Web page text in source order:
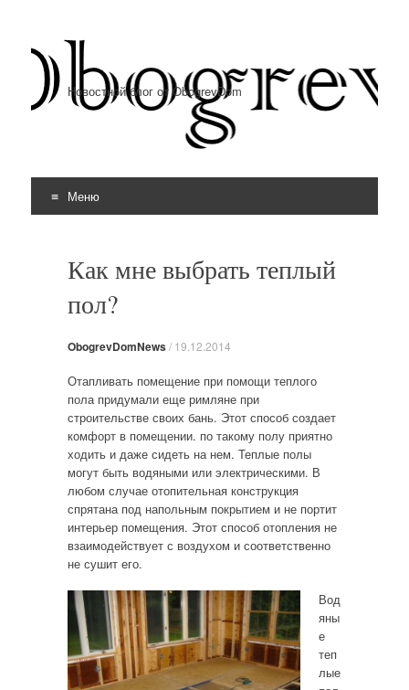
Новостной блог от ObogrevDom
Меню
Как мне выбрать теплый
пол?
ObogrevDomNews/ 19.12.2014
Отапливать помещение при помощи теплого
пола придумали еще римляне при
строительстве своих бань. Этот способ создает
комфорт в помещении. по такому полу приятно
ходить и даже сидеть на нем. Теплые полы
могут быть водяными или электрическими. В
любом случае отопительная конструкция
спрятана под напольным покрытием и не портит
интерьер помещения. Этот способ отопления не
взаимодействует с воздухом и соответственно
не сушит его.
Вод
яны
е
теп
лые